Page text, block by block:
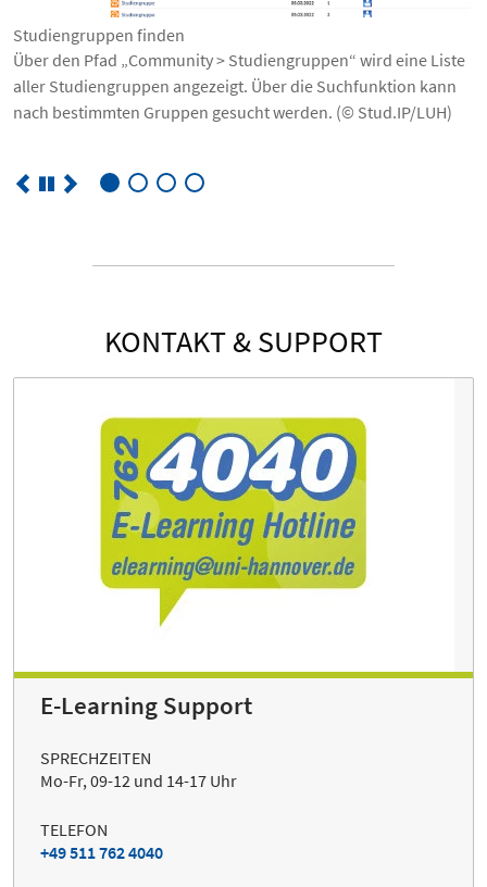
Studiengruppen finden
Über den Pfad „Community > Studiengruppen“ wird eine Liste
aller Studiengruppen angezeigt. Über die Suchfunktion kann
nach bestimmten Gruppen gesucht werden. (© Stud.IP/LUH)
KONTAKT & SUPPORT
E-Learning Support
SPRECHZEITEN
Mo-Fr, 09-12 und 14-17 Uhr
TELEFON
+49 511 762 4040